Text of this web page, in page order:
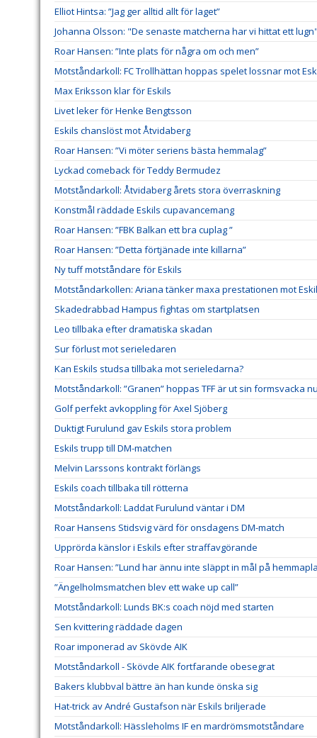
Elliot Hintsa: ”Jag ger alltid allt för laget”
Johanna Olsson: "De senaste matcherna har vi hittat ett lugn"
Roar Hansen: ”Inte plats för några om och men”
Motståndarkoll: FC Trollhättan hoppas spelet lossnar mot
Max Eriksson klar för Eskils
Livet leker för Henke Bengtsson
Eskils chanslöst mot Åtvidaberg
Roar Hansen: ”Vi möter seriens bästa hemmalag”
Lyckad comeback för Teddy Bermudez
Motståndarkoll: Åtvidaberg årets stora överraskning
Konstmål räddade Eskils cupavancemang
Roar Hansen: ”FBK Balkan ett bra cuplag ”
Roar Hansen: ”Detta förtjänade inte killarna”
Ny tuff motståndare för Eskils
Motståndarkollen: Ariana tänker maxa prestationen mot
Skadedrabbad Hampus fightas om startplatsen
Leo tillbaka efter dramatiska skadan
Sur förlust mot serieledaren
Kan Eskils studsa tillbaka mot serieledarna?
Motståndarkoll: ”Granen” hoppas TFF är ut sin formsvacka nu
Golf perfekt avkoppling för Axel Sjöberg
Duktigt Furulund gav Eskils stora problem
Eskils trupp till DM-matchen
Melvin Larssons kontrakt förlängs
Eskils coach tillbaka till rötterna
Motståndarkoll: Laddat Furulund väntar i DM
Roar Hansens Stidsvig värd för onsdagens DM-match
Upprörda känslor i Eskils efter straffavgörande
Roar Hansen: ”Lund har ännu inte släppt in mål på
”Ängelholmsmatchen blev ett wake up call”
Motståndarkoll: Lunds BK:s coach nöjd med starten
Sen kvittering räddade dagen
Roar imponerad av Skövde AIK
Motståndarkoll - Skövde AIK fortfarande obesegrat
Bakers klubbval bättre än han kunde önska sig
Hat-trick av André Gustafson när Eskils briljerade
Motståndarkoll: Hässleholms IF en mardrömsmotståndare